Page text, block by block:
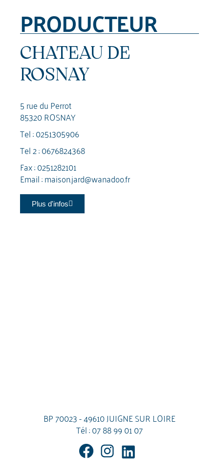
PRODUCTEUR
CHATEAU DE
ROSNAY
5 rue du Perrot
85320 ROSNAY
Tel :0251305906
Tel 2 :0676824368
Fax : 0251282101
Email :maison.jard@wanadoo.fr
Plus d'infos
BP 70023 - 49610 JUIGNE SUR LOIRE
Tél :07 88 99 01 07